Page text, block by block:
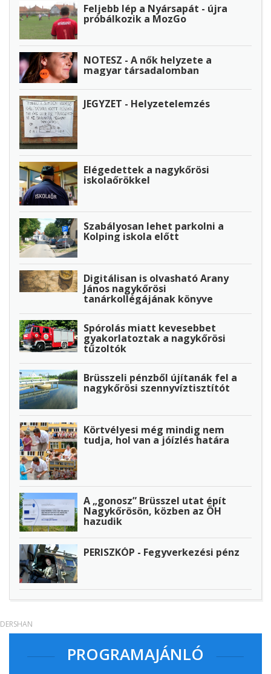
Feljebb lép a Nyársapát - újra
próbálkozik a MozGo
NOTESZ - A nők helyzete a
magyar társadalomban
JEGYZET - Helyzetelemzés
Elégedettek a nagykőrösi
iskolaőrökkel
Szabályosan lehet parkolni a
Kolping iskola előtt
Digitálisan is olvasható Arany
János nagykőrösi
tanárkollégájának könyve
Spórolás miatt kevesebbet
gyakorlatoztak a nagykőrösi
tűzoltók
Brüsszeli pénzből újítanák fel a
nagykőrösi szennyvíztisztítót
Körtvélyesi még mindig nem
tudja, hol van a jóízlés határa
A „gonosz” Brüsszel utat épít
Nagykőrösön, közben az ÖH
hazudik
PERISZKÓP - Fegyverkezési pénz
PROGRAMAJÁNLÓ
DERSHAN